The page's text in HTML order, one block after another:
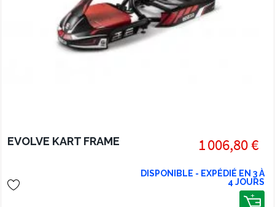
EVOLVE KART FRAME 1 006,80 €
DISPONIBLE - EXPÉDIÉ EN 3 À
4 JOURS